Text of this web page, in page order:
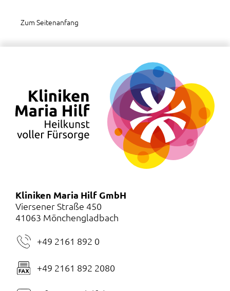
Zum Seitenanfang
Kliniken Maria Hilf GmbH
Viersener Straße 450
41063 Mönchengladbach
+49 2161 892 0
+49 2161 892 2080